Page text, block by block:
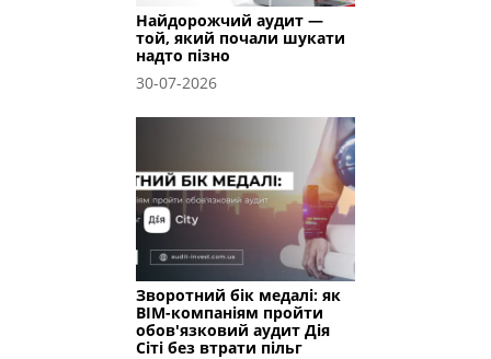
Найдорожчий аудит —
той, який почали шукати
надто пізно
30-07-2026
Зворотний бік медалі: як
BIM-компаніям пройти
обов'язковий аудит Дія
Сіті без втрати пільг